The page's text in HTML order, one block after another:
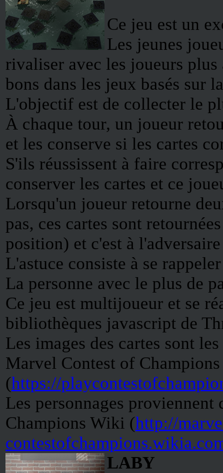
Ce jeu est un
Les jeunes
rivaliser avec les joueurs
bons dans les jeux basés sur
L'objectif est de collecter le
À chaque tour, un joueur
et les conserve si les cartes
S'ils réussissent à faire
conserver les cartes et ce
Lorsqu'un joueur retourne
pas, ces cartes sont
position) et c'est à
L'astuce consiste à se
La personne avec le plus de
Ce jeu est multijoueur et se
bibliothèques javascript de
Les images des cartes sont
Marvel Contest of Champions
(https://
Les personnages
Champions Wiki (http://
LABY